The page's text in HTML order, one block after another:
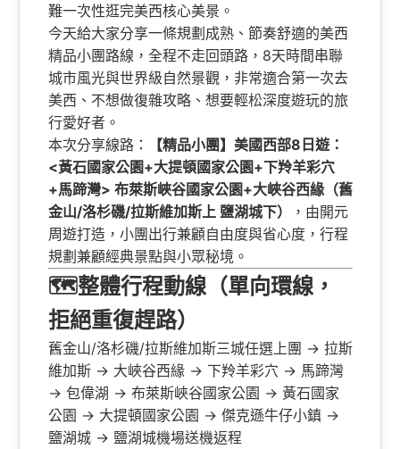
難一次性逛完美西核心美景。
今天給大家分享一條規劃成熟、節奏舒適的美西
精品小團路線，全程不走回頭路，8天時間串聯
城市風光與世界級自然景觀，非常適合第一次去
美西、不想做復雜攻略、想要輕松深度遊玩的旅
行愛好者。
本次分享線路：
【精品小團】美國西部8日遊：
<黃石國家公園+大提頓國家公園+下羚羊彩穴
+馬蹄灣> 布萊斯峽谷國家公園+大峽谷西緣（舊
金山/洛杉磯/拉斯維加斯上 鹽湖城下）
，由開元
周遊打造，小團出行兼顧自由度與省心度，行程
規劃兼顧經典景點與小眾秘境。
🗺️整體行程動線（單向環線，
拒絕重復趕路）
舊金山/洛杉磯/拉斯維加斯三城任選上團 → 拉斯
維加斯 → 大峽谷西緣 → 下羚羊彩穴 → 馬蹄灣
→ 包偉湖 → 布萊斯峽谷國家公園 → 黃石國家
公園 → 大提頓國家公園 → 傑克遜牛仔小鎮 →
鹽湖城 → 鹽湖城機場送機返程